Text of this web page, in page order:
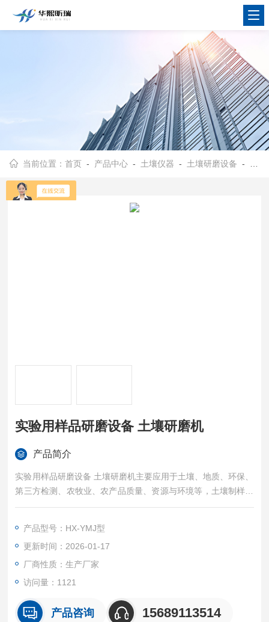
当前位置：首页 - 产品中心 - 土壤仪器 - 土壤研磨设备 - HX-YMJ型实验用样品研磨设备 土壤研磨机
实验用样品研磨设备 土壤研磨机
产品简介
实验用样品研磨设备 土壤研磨机主要应用于土壤、地质、环保、
第三方检测、农牧业、农产品质量、资源与环境等，土壤制样、
重金属分析。土壤研磨仪 是混合、细磨、小样制备、新产品研制
高、噪声低（每次实验可同时获得四个样品）。
产品型号：HX-YMJ型
更新时间：2026-01-17
厂商性质：生产厂家
访问量：1121
产品咨询 15689113514